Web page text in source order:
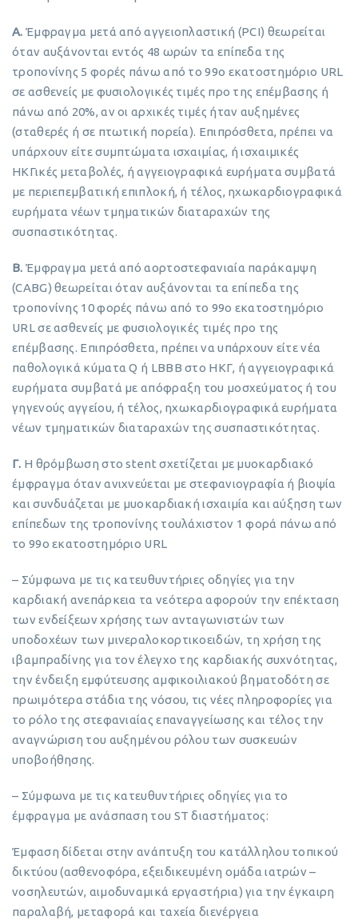
Α. Έμφραγμα μετά από αγγειοπλαστική (PCI) θεωρείται
όταν αυξάνονται εντός 48 ωρών τα επίπεδα της
τροπονίνης 5 φορές πάνω από το 99ο εκατοστημόριο URL
σε ασθενείς με φυσιολογικές τιμές προ της επέμβασης ή
πάνω από 20%, αν οι αρχικές τιμές ήταν αυξημένες
(σταθερές ή σε πτωτική πορεία). Επιπρόσθετα, πρέπει να
υπάρχουν είτε συμπτώματα ισχαιμίας, ή ισχαιμικές
ΗΚΓικές μεταβολές, ή αγγειογραφικά ευρήματα συμβατά
με περιεπεμβατική επιπλοκή, ή τέλος, ηχωκαρδιογραφικά
ευρήματα νέων τμηματικών διαταραχών της
συσπαστικότητας.
Β. Έμφραγμα μετά από αορτοστεφανιαία παράκαμψη
(CABG) θεωρείται όταν αυξάνονται τα επίπεδα της
τροπονίνης 10 φορές πάνω από το 99ο εκατοστημόριο
URL σε ασθενείς με φυσιολογικές τιμές προ της
επέμβασης. Επιπρόσθετα, πρέπει να υπάρχουν είτε νέα
παθολογικά κύματα Q ή LBBB στο ΗΚΓ, ή αγγειογραφικά
ευρήματα συμβατά με απόφραξη του μοσχεύματος ή του
γηγενούς αγγείου, ή τέλος, ηχωκαρδιογραφικά ευρήματα
νέων τμηματικών διαταραχών της συσπαστικότητας.
Γ. Η θρόμβωση στο stent σχετίζεται με μυοκαρδιακό
έμφραγμα όταν ανιχνεύεται με στεφανιογραφία ή βιοψία
και συνδυάζεται με μυοκαρδιακή ισχαιμία και αύξηση των
επίπεδων της τροπονίνης τουλάχιστον 1 φορά πάνω από
το 99ο εκατοστημόριο URL
– Σύμφωνα με τις κατευθυντήριες οδηγίες για την
καρδιακή ανεπάρκεια τα νεότερα αφορούν την επέκταση
των ενδείξεων χρήσης των ανταγωνιστών των
υποδοχέων των μινεραλοκορτικοειδών, τη χρήση της
ιβαμπραδίνης για τον έλεγχο της καρδιακής συχνότητας,
την ένδειξη εμφύτευσης αμφικοιλιακού βηματοδότη σε
πρωιμότερα στάδια της νόσου, τις νέες πληροφορίες για
το ρόλο της στεφανιαίας επαναγγείωσης και τέλος την
αναγνώριση του αυξημένου ρόλου των συσκευών
υποβοήθησης.
– Σύμφωνα με τις κατευθυντήριες οδηγίες για το
έμφραγμα με ανάσπαση του ST διαστήματος:
Έμφαση δίδεται στην ανάπτυξη του κατάλληλου τοπικού
δικτύου (ασθενοφόρα, εξειδικευμένη ομάδα ιατρών –
νοσηλευτών, αιμοδυναμικά εργαστήρια) για την έγκαιρη
παραλαβή, μεταφορά και ταχεία διενέργεια